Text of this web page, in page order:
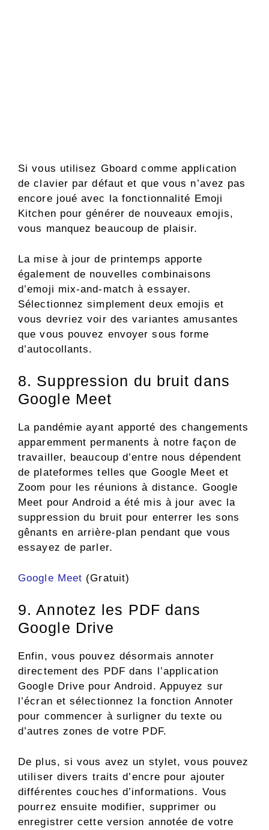
Si vous utilisez Gboard comme application
de clavier par défaut et que vous n’avez pas
encore joué avec la fonctionnalité Emoji
Kitchen pour générer de nouveaux emojis,
vous manquez beaucoup de plaisir.
La mise à jour de printemps apporte
également de nouvelles combinaisons
d’emoji mix-and-match à essayer.
Sélectionnez simplement deux emojis et
vous devriez voir des variantes amusantes
que vous pouvez envoyer sous forme
d’autocollants.
8. Suppression du bruit dans
Google Meet
La pandémie ayant apporté des changements
apparemment permanents à notre façon de
travailler, beaucoup d’entre nous dépendent
de plateformes telles que Google Meet et
Zoom pour les réunions à distance. Google
Meet pour Android a été mis à jour avec la
suppression du bruit pour enterrer les sons
gênants en arrière-plan pendant que vous
essayez de parler.
Google Meet (Gratuit)
9. Annotez les PDF dans
Google Drive
Enfin, vous pouvez désormais annoter
directement des PDF dans l’application
Google Drive pour Android. Appuyez sur
l’écran et sélectionnez la fonction Annoter
pour commencer à surligner du texte ou
d’autres zones de votre PDF.
De plus, si vous avez un stylet, vous pouvez
utiliser divers traits d’encre pour ajouter
différentes couches d’informations. Vous
pourrez ensuite modifier, supprimer ou
enregistrer cette version annotée de votre